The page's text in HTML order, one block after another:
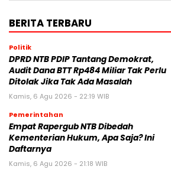
BERITA TERBARU
Politik
DPRD NTB PDIP Tantang Demokrat,
Audit Dana BTT Rp484 Miliar Tak Perlu
Ditolak Jika Tak Ada Masalah
Kamis, 6 Agu 2026 - 22:19 WIB
Pemerintahan
Empat Rapergub NTB Dibedah
Kementerian Hukum, Apa Saja? Ini
Daftarnya
Kamis, 6 Agu 2026 - 21:18 WIB